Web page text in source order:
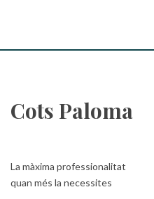
Cots Paloma
La màxima professionalitat
quan més la necessites